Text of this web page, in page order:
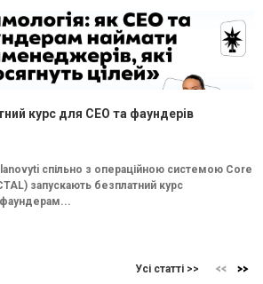
курс для CEO та фаундерів
спільно з операційною системою Core
запускають безплатний курс
фаундерам...
Усі статті >>